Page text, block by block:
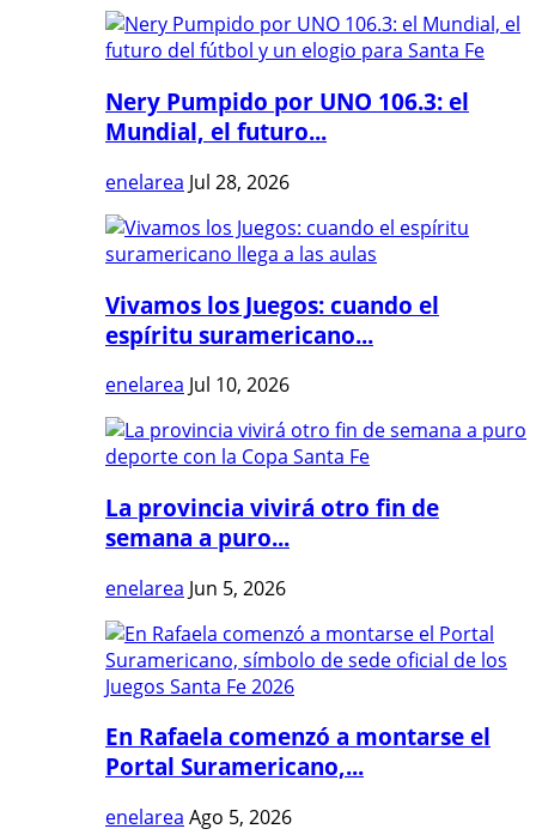
Nery Pumpido por UNO 106.3: el
Mundial, el futuro...
enelarea Jul 28, 2026
Vivamos los Juegos: cuando el
espíritu suramericano...
enelarea Jul 10, 2026
La provincia vivirá otro fin de
semana a puro...
enelarea Jun 5, 2026
En Rafaela comenzó a montarse el
Portal Suramericano,...
enelarea Ago 5, 2026